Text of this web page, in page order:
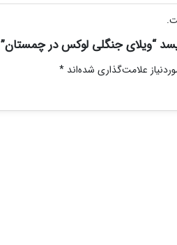
“ویلای جنگلی لوکس در چمستان”
علامت‌گذاری شده‌اند *